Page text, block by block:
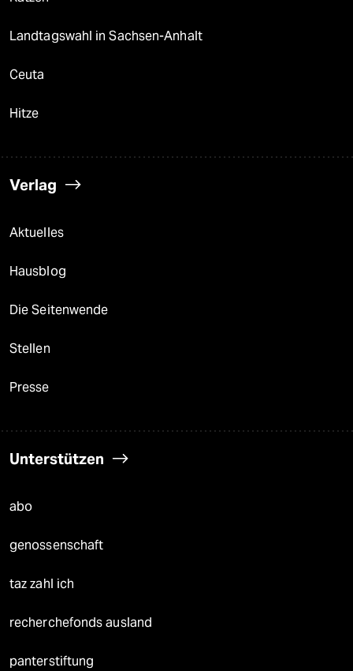
Landtagswahl in Sachsen-Anhalt
Ceuta
Hitze
Verlag
Aktuelles
Hausblog
Die Seitenwende
Stellen
Presse
Unterstützen
abo
genossenschaft
taz zahl ich
recherchefonds ausland
panterstiftung